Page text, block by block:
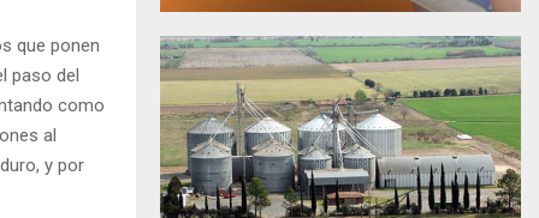
que ponen
paso del
como
al
y por